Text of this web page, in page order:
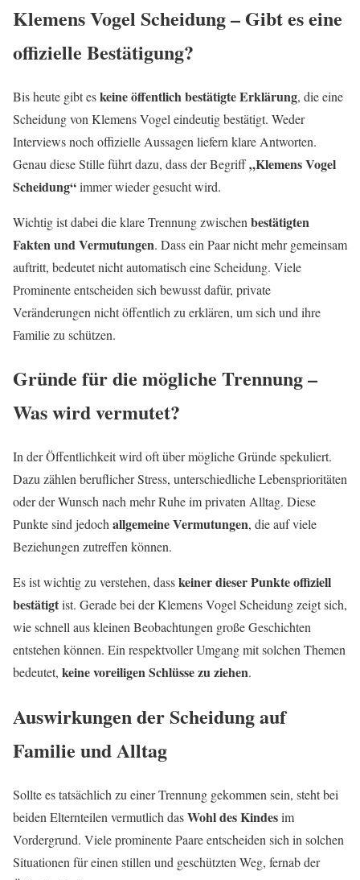
Klemens Vogel Scheidung – Gibt es eine
offizielle Bestätigung?
Bis heute gibt eskeine öffentlich bestätigte Erklärung, die eine
Scheidung von Klemens Vogel eindeutig bestätigt. Weder
Interviews noch offizielle Aussagen liefern klare Antworten.
Genau diese Stille führt dazu, dass der Begriff„Klemens Vogel
Scheidung“immer wieder gesucht wird.
Wichtig ist dabei die klare Trennung zwischen bestätigten
Fakten und Vermutungen. Dass ein Paar nicht mehr gemeinsam
auftritt, bedeutet nicht automatisch eine Scheidung. Viele
Prominente entscheiden sich bewusst dafür, private
Veränderungen nicht öffentlich zu erklären, um sich und ihre
Familie zu schützen.
Gründe für die mögliche Trennung –
Was wird vermutet?
In der Öffentlichkeit wird oft über mögliche Gründe spekuliert.
Dazu zählen beruflicher Stress, unterschiedliche Lebensprioritäten
oder der Wunsch nach mehr Ruhe im privaten Alltag. Diese
Punkte sind jedochallgemeine Vermutungen, die auf viele
Beziehungen zutreffen können.
Es ist wichtig zu verstehen, dasskeiner dieser Punkte offiziell
bestätigtist. Gerade bei der Klemens Vogel Scheidung zeigt sich,
wie schnell aus kleinen Beobachtungen große Geschichten
entstehen können. Ein respektvoller Umgang mit solchen Themen
bedeutet, keine voreiligen Schlüsse zu ziehen.
Auswirkungen der Scheidung auf
Familie und Alltag
Sollte es tatsächlich zu einer Trennung gekommen sein, steht bei
beiden Elternteilen vermutlich dasWohl des Kindesim
Vordergrund. Viele prominente Paare entscheiden sich in solchen
Situationen für einen stillen und geschützten Weg, fernab der